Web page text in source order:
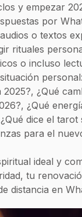
y empezar
por
o textos
rituales
o incluso
2025?, ¿Qué
¿Qué
dice el tarot
para el
ideal y
tu
distancia en